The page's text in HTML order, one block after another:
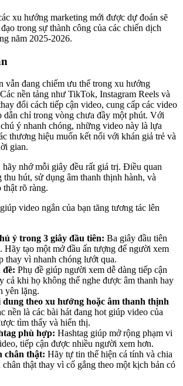
xu hướng marketing mới được dự đoán sẽ
trong sự thành công của các chiến dịch
năm 2025-2026.
vẫn đang chiếm ưu thế trong xu hướng
nền tảng như TikTok, Instagram Reels và
đổi cách tiếp cận video, cung cấp các video
dẫn chỉ trong vòng chưa đầy một phút. Với
ý nhanh chóng, những video này là lựa
thương hiệu muốn kết nối với khán giả trẻ và
gian.
nhớ mỗi giây đều rất giá trị. Điều quan
thu hút, sử dụng âm thanh thịnh hành, và
thật rõ ràng.
video ngắn của bạn tăng tương tác lên
ý trong 3 giây đầu tiên: Ba giây đầu tiên
Hãy tạo một mở đầu ấn tượng để người xem
thay vì nhanh chóng lướt qua.
đề: Phụ đề giúp người xem dễ dàng tiếp cận
cả khi họ không thể nghe được âm thanh hay
yên lặng.
theo xu hướng hoặc âm thanh thịnh
nền là các bài hát đang hot giúp video của
tìm thấy và hiển thị.
phù hợp: Hashtag giúp mở rộng phạm vi
tiếp cận được nhiều người xem hơn.
chân thật: Hãy tự tin thể hiện cá tính và chia
chân thật thay vì cố gắng theo một kịch bản có